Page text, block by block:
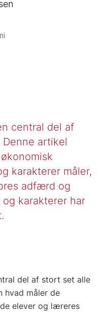
central del af
artikel
karakterer måler,
adfærd og
karakterer har
del af stort set alle
hvad måler de
elever og læreres